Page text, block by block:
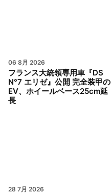
06 8月 2026
フランス大統領専用車『DS
N°7 エリゼ』公開 完全装甲の
EV、ホイールベース25cm延
長
28 7月 2026